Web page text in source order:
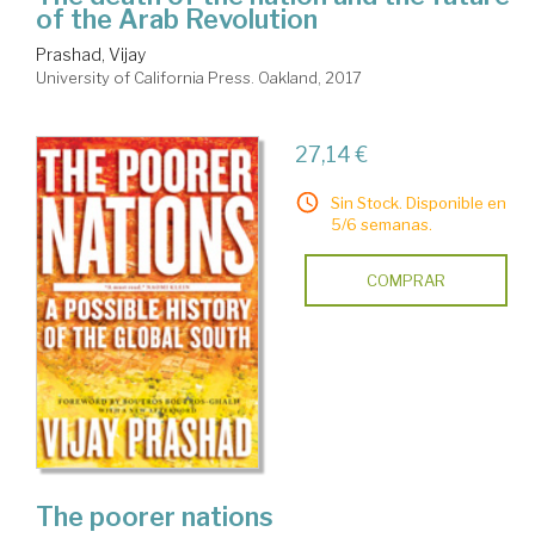
of the Arab Revolution
Prashad, Vijay
University of California Press. Oakland, 2017
27,14 €
Sin Stock. Disponible en
5/6 semanas.
COMPRAR
The poorer nations